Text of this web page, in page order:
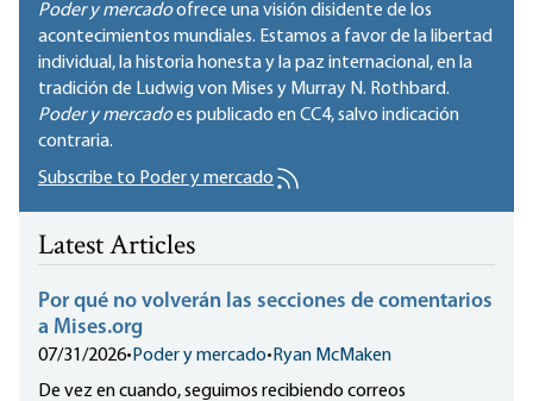
Poder y mercadoofrece una visión disidente de los
acontecimientos mundiales. Estamos a favor de la libertad
individual, la historia honesta y la paz internacional, en la
tradición de Ludwig von Mises y Murray N. Rothbard.
Poder y mercadoes publicado enCC4, salvo indicación
contraria.
Subscribe to Poder y mercado
Latest Articles
Por qué no volverán las secciones de comentarios
a Mises.org
07/31/2026• Poder y mercado• Ryan McMaken
De vez en cuando, seguimos recibiendo correos